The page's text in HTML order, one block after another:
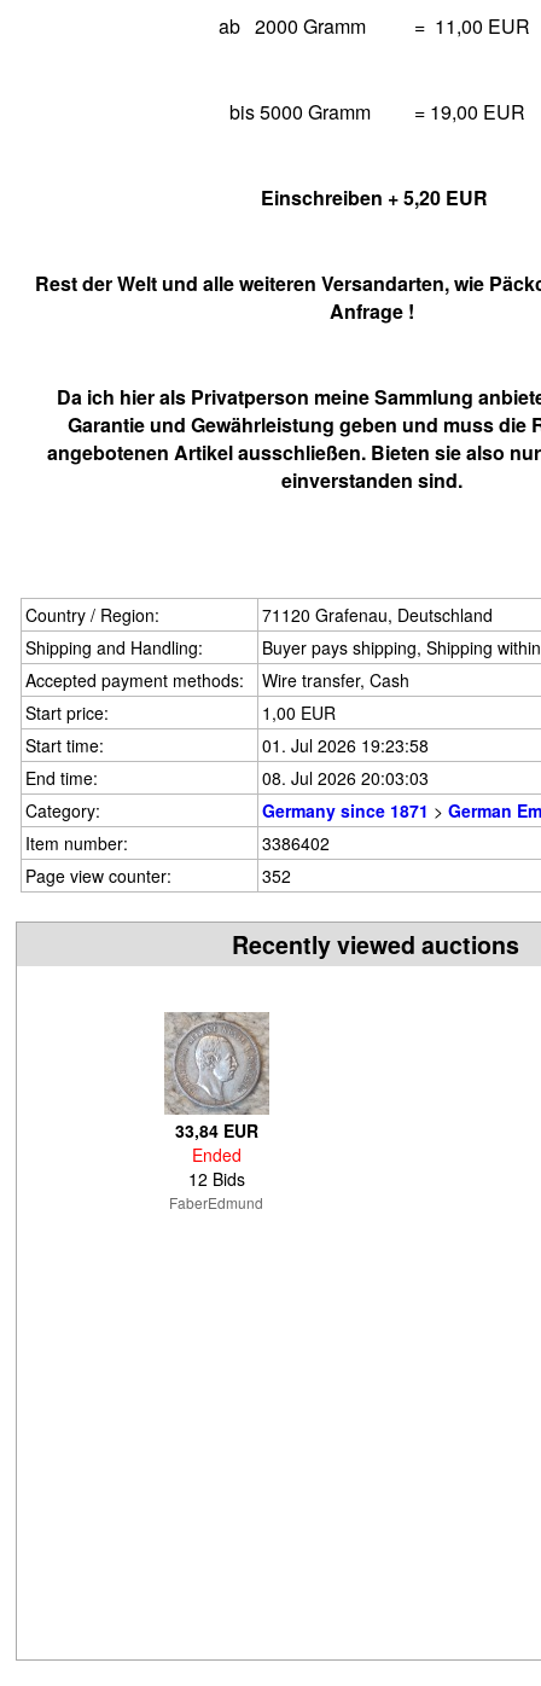
ab 2000 Gramm = 11,00 EUR
bis 5000 Gramm = 19,00 EUR
Einschreiben + 5,20 EUR
Rest der Welt und alle weiteren Versandarten, wie
Anfrage !
Da ich hier als Privatperson meine Sammlung
Garantie und Gewährleistung geben und muss die
angebotenen Artikel ausschließen. Bieten sie also
einverstanden sind.
Country / Region:
71120 Grafenau, Deutschland
Shipping and Handling:
Buyer pays shipping, Shipping
Accepted payment methods:
Wire transfer, Cash
Start price:
1,00 EUR
Start time:
01. Jul 2026 19:23:58
End time:
08. Jul 2026 20:03:03
Category:
Germany since 1871 > German
Item number:
3386402
Page view counter:
352
Recently viewed auctions
33,84 EUR
Ended
12 Bids
FaberEdmund